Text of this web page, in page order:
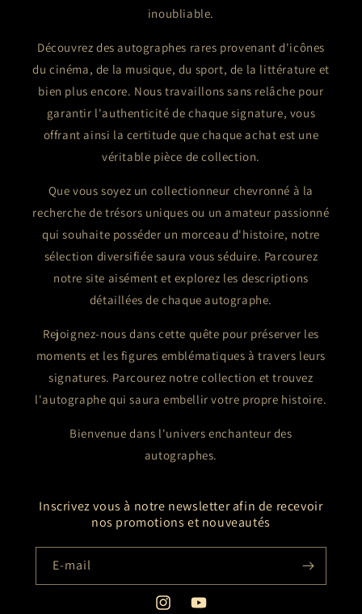
inoubliable.
Découvrez des autographes rares provenant d'icônes
du cinéma, de la musique, du sport, de la littérature et
bien plus encore. Nous travaillons sans relâche pour
garantir l'authenticité de chaque signature, vous
offrant ainsi la certitude que chaque achat est une
véritable pièce de collection.
Que vous soyez un collectionneur chevronné à la
recherche de trésors uniques ou un amateur passionné
qui souhaite posséder un morceau d'histoire, notre
sélection diversifiée saura vous séduire. Parcourez
notre site aisément et explorez les descriptions
détaillées de chaque autographe.
Rejoignez-nous dans cette quête pour préserver les
moments et les figures emblématiques à travers leurs
signatures. Parcourez notre collection et trouvez
l'autographe qui saura embellir votre propre histoire.
Bienvenue dans l'univers enchanteur des
autographes.
Inscrivez vous à notre newsletter afin de recevoir
nos promotions et nouveautés
E-mail
InstagramYouTube